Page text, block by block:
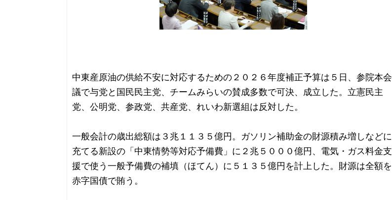
中東産原油の供給不安に対応するための２０２６年度補正予算は５日、参院本会
議で与党と国民民主党、チームみらいの賛成多数で可決、成立した。立憲民主
党、公明党、参政党、共産党、れいわ新選組は反対した。
一般会計の歳出総額は３兆１１３５億円。ガソリン補助金の財源積み増しなどに
充てる新設の「中東情勢等対応予備費」に２兆５０００億円、電気・ガス料金支
援で使う一般予備費の補填（ほてん）に５１３５億円を計上した。財源は全額を
赤字国債で賄う。